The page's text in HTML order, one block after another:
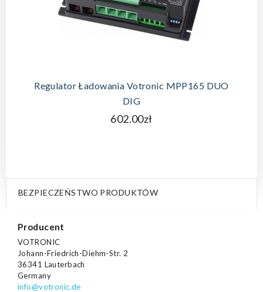
Regulator Ładowania Votronic MPP165 DUO
DIG
602.00zł
BEZPIECZEŃSTWO PRODUKTÓW
Producent
VOTRONIC
Johann-Friedrich-Diehm-Str. 2
36341 Lauterbach
Germany
info@votronic.de